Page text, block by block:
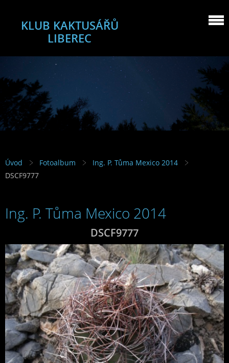
KLUB KAKTUSÁŘŮ
LIBEREC
Úvod Fotoalbum
Ing. P. Tůma Mexico 2014
DSCF9777
Ing. P. Tůma Mexico 2014
DSCF9777